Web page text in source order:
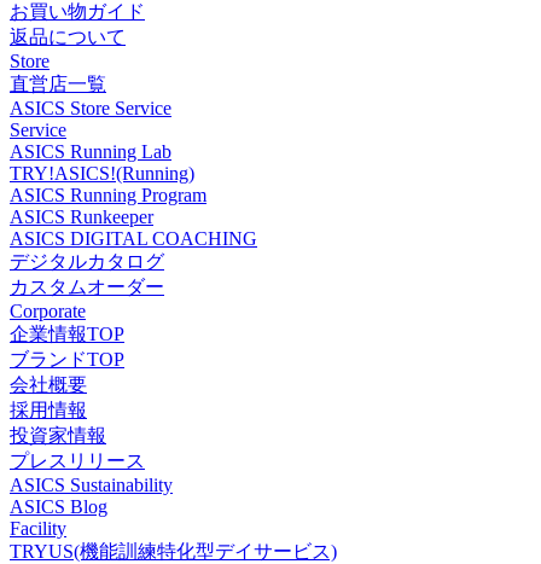
お買い物ガイド
返品について
Store
直営店一覧
ASICS Store Service
Service
ASICS Running Lab
TRY!ASICS!(Running)
ASICS Running Program
ASICS Runkeeper
ASICS DIGITAL COACHING
デジタルカタログ
カスタムオーダー
Corporate
企業情報TOP
ブランドTOP
会社概要
採用情報
投資家情報
プレスリリース
ASICS Sustainability
ASICS Blog
Facility
TRYUS(機能訓練特化型デイサービス)